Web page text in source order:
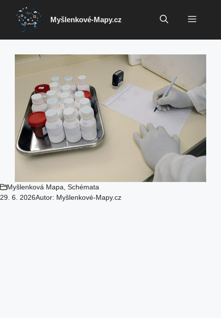
Přeskočit
obsah
Myšlenkové-Mapy.cz Menu
Myšlenková Mapa Schémata
29. 6. 2026Autor: Myšlenkové-Mapy.cz